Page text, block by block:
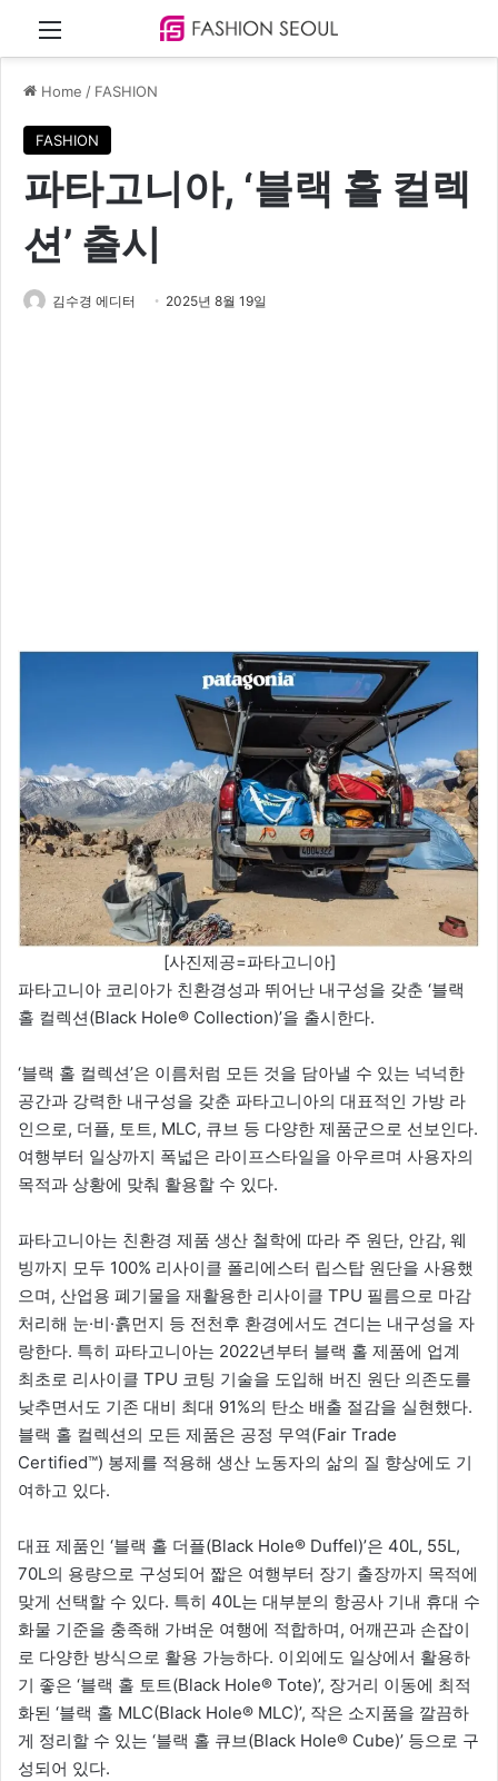
Menu
Home / FASHION
FASHION
파타고니아, ‘블랙 홀 컬렉
션’ 출시
김수경 에디터 2025년 8월 19일
[사진제공=파타고니아]
파타고니아 코리아가 친환경성과 뛰어난 내구성을 갖춘 ‘블랙
홀 컬렉션(Black Hole® Collection)’을 출시한다.
‘블랙 홀 컬렉션’은 이름처럼 모든 것을 담아낼 수 있는 넉넉한
공간과 강력한 내구성을 갖춘 파타고니아의 대표적인 가방 라
인으로, 더플, 토트, MLC, 큐브 등 다양한 제품군으로 선보인다.
여행부터 일상까지 폭넓은 라이프스타일을 아우르며 사용자의
목적과 상황에 맞춰 활용할 수 있다.
파타고니아는 친환경 제품 생산 철학에 따라 주 원단, 안감, 웨
빙까지 모두 100% 리사이클 폴리에스터 립스탑 원단을 사용했
으며, 산업용 폐기물을 재활용한 리사이클 TPU 필름으로 마감
처리해 눈·비·흙먼지 등 전천후 환경에서도 견디는 내구성을 자
랑한다. 특히 파타고니아는 2022년부터 블랙 홀 제품에 업계
최초로 리사이클 TPU 코팅 기술을 도입해 버진 원단 의존도를
낮추면서도 기존 대비 최대 91%의 탄소 배출 절감을 실현했다.
블랙 홀 컬렉션의 모든 제품은 공정 무역(Fair Trade
Certified™) 봉제를 적용해 생산 노동자의 삶의 질 향상에도 기
여하고 있다.
대표 제품인 ‘블랙 홀 더플(Black Hole® Duffel)’은 40L, 55L,
70L의 용량으로 구성되어 짧은 여행부터 장기 출장까지 목적에
맞게 선택할 수 있다. 특히 40L는 대부분의 항공사 기내 휴대 수
화물 기준을 충족해 가벼운 여행에 적합하며, 어깨끈과 손잡이
로 다양한 방식으로 활용 가능하다. 이외에도 일상에서 활용하
기 좋은 ‘블랙 홀 토트(Black Hole® Tote)’, 장거리 이동에 최적
화된 ‘블랙 홀 MLC(Black Hole® MLC)’, 작은 소지품을 깔끔하
게 정리할 수 있는 ‘블랙 홀 큐브(Black Hole® Cube)’ 등으로 구
성되어 있다.